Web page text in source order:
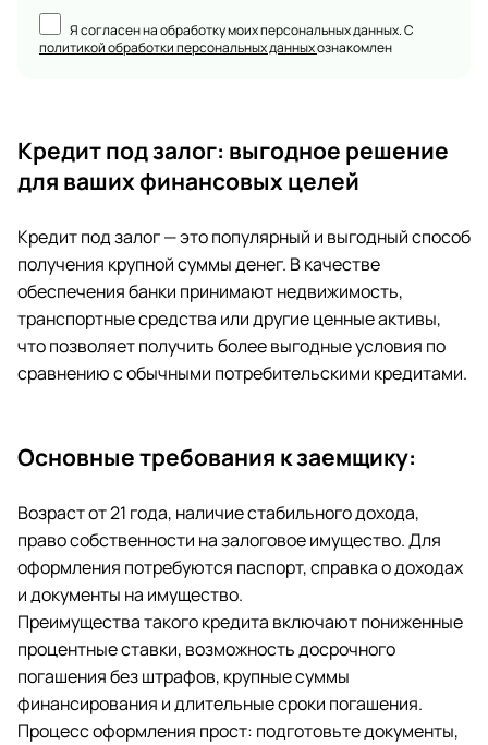
Я согласен на обработку моих персональных данных. С
политикой обработки персональных данныхознакомлен
Кредит под залог: выгодное решение
для ваших финансовых целей
Кредит под залог — это популярный и выгодный способ
получения крупной суммы денег. В качестве
обеспечения банки принимают недвижимость,
транспортные средства или другие ценные активы,
что позволяет получить более выгодные условия по
сравнению с обычными потребительскими кредитами.
Основные требования к заемщику:
Возраст от 21 года, наличие стабильного дохода,
право собственности на залоговое имущество. Для
оформления потребуются паспорт, справка о доходах
и документы на имущество.
Преимущества такого кредита включают пониженные
процентные ставки, возможность досрочного
погашения без штрафов, крупные суммы
финансирования и длительные сроки погашения.
Процесс оформления прост: подготовьте документы,